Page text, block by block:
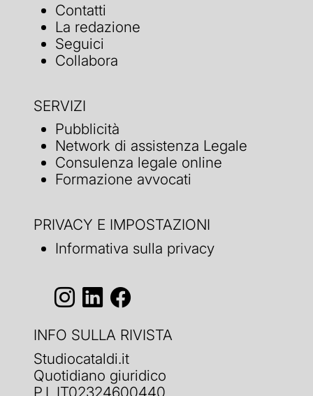
Contatti
La redazione
Seguici
Collabora
SERVIZI
Pubblicità
Network di assistenza Legale
Consulenza legale online
Formazione avvocati
PRIVACY E IMPOSTAZIONI
Informativa sulla privacy
INFO SULLA RIVISTA
Studiocataldi.it
Quotidiano giuridico
P.I. IT02324600440